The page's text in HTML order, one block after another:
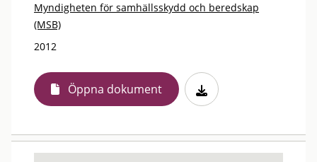
Myndigheten för samhällsskydd och beredskap
(MSB)
2012
Öppna dokument